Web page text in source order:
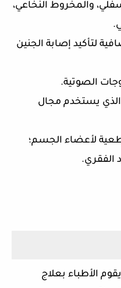
والمخروط النخاعي،
لتأكيد إصابة الجنين
الصوتية.
الذي يستخدم مجال
لأعضاء الجسم؛
الفقري.
الأطباء بعلاج